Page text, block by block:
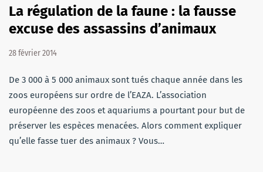
La régulation de la faune : la fausse
excuse des assassins d’animaux
28 février 2014
De 3 000 à 5 000 animaux sont tués chaque année dans les
zoos européens sur ordre de l’EAZA. L’association
européenne des zoos et aquariums a pourtant pour but de
préserver les espèces menacées. Alors comment expliquer
qu’elle fasse tuer des animaux ? Vous…